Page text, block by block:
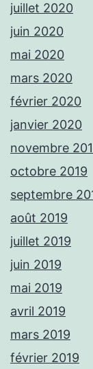
juillet 2020
juin 2020
mai 2020
mars 2020
février 2020
janvier 2020
novembre
octobre 2019
septembre
août 2019
juillet 2019
juin 2019
mai 2019
avril 2019
mars 2019
février 2019